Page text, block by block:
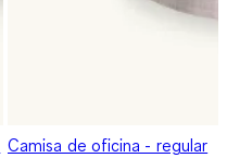
Camisa de oficina - regular